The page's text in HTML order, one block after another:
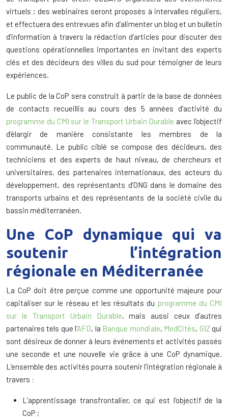
virtuels ; des webinaires seront proposés à intervalles réguliers,
et effectuera des entrevues afin d’alimenter un blog et un bulletin
d’information à travers la rédaction d’articles pour discuter des
questions opérationnelles importantes en invitant des experts
clés et des décideurs des villes du sud pour témoigner de leurs
expériences.
Le public de la CoP sera construit à partir de la base de données
de contacts recueillis au cours des 5 années d’activité du
programme du CMI sur le Transport Urbain Durable avec l’objectif
d’élargir de manière consistante les membres de la
communauté. Le public ciblé se compose des décideurs, des
techniciens et des experts de haut niveau, de chercheurs et
universitaires, des partenaires internationaux, des acteurs du
développement, des représentants d’ONG dans le domaine des
transports urbains et des représentants de la société civile du
bassin méditerranéen.
Une CoP dynamique qui va
soutenir l’intégration
régionale en Méditerranée
La CoP doit être perçue comme une opportunité majeure pour
capitaliser sur le réseau et les résultats du programme du CMI
sur le Transport Urbain Durable, mais aussi ceux d’autres
partenaires tels que l’AFD, la Banque mondiale, MedCités, GIZqui
sont désireux de donner à leurs événements et activités passés
une seconde et une nouvelle vie grâce à une CoP dynamique.
L’ensemble des activités pourra soutenir l’intégration régionale à
travers :
L’apprentissage transfrontalier, ce qui est l’objectif de la
CoP ;